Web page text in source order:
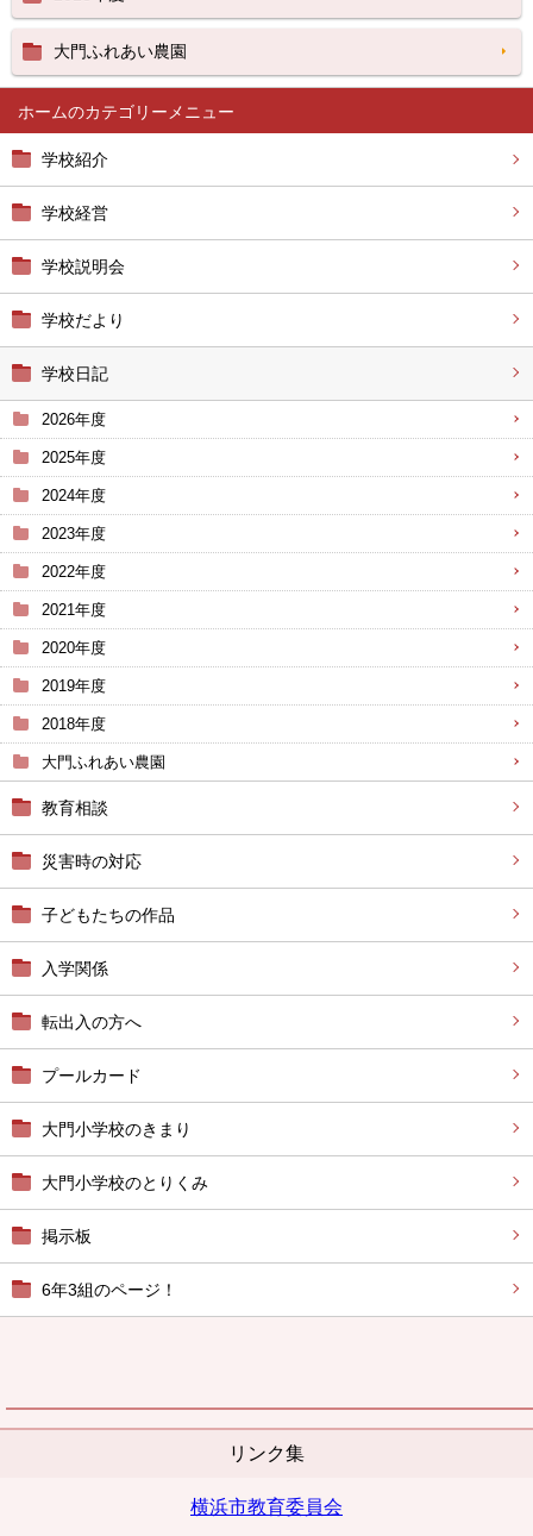
ホーム
学校紹介
学校経営
学校説明会
学校だより
学校日記
2026年度
2025年度
2024年度
2023年度
2022年度
2021年度
2020年度
2019年度
2018年度
大門ふれあい農園
教育相談
災害時の対応
子どもたちの作品
入学関係
転出入の方へ
プールカード
大門小学校のきまり
大門小学校のとりくみ
掲示板
6年3組のページ！
リンク集
横浜市教育委員会
大門ふれあい農園